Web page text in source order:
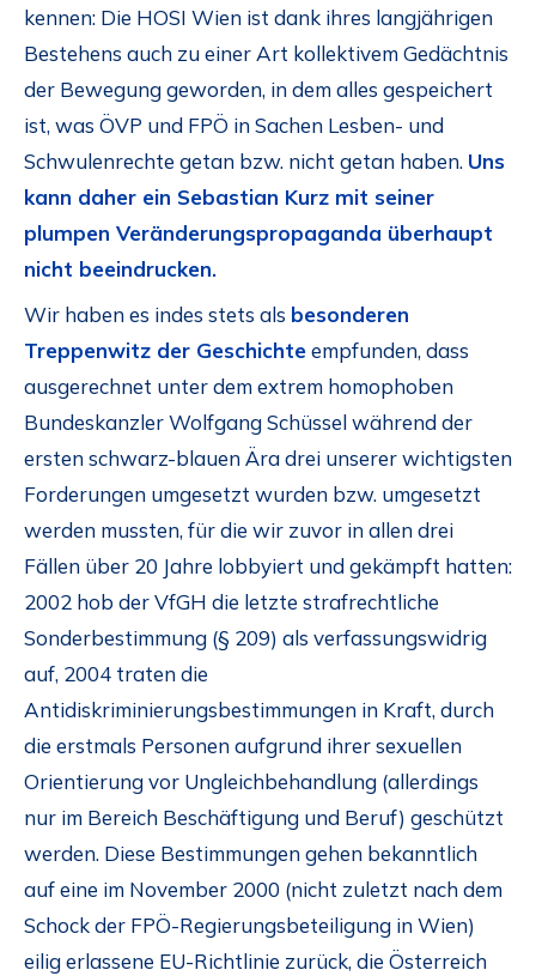
kennen: Die HOSI Wien ist dank ihres langjährigen
Bestehens auch zu einer Art kollektivem Gedächtnis
der Bewegung geworden, in dem alles gespeichert
ist, was ÖVP und FPÖ in Sachen Lesben- und
Schwulenrechte getan bzw. nicht getan haben. Uns
kann daher ein Sebastian Kurz mit seiner
plumpen Veränderungspropaganda überhaupt
nicht beeindrucken.
Wir haben es indes stets als besonderen
Treppenwitz der Geschichteempfunden, dass
ausgerechnet unter dem extrem homophoben
Bundeskanzler Wolfgang Schüssel während der
ersten schwarz-blauen Ära drei unserer wichtigsten
Forderungen umgesetzt wurden bzw. umgesetzt
werden mussten, für die wir zuvor in allen drei
Fällen über 20 Jahre lobbyiert und gekämpft hatten:
2002 hob der VfGH die letzte strafrechtliche
Sonderbestimmung (§ 209) als verfassungswidrig
auf, 2004 traten die
Antidiskriminierungsbestimmungen in Kraft, durch
die erstmals Personen aufgrund ihrer sexuellen
Orientierung vor Ungleichbehandlung (allerdings
nur im Bereich Beschäftigung und Beruf) geschützt
werden. Diese Bestimmungen gehen bekanntlich
auf eine im November 2000 (nicht zuletzt nach dem
Schock der FPÖ-Regierungsbeteiligung in Wien)
eilig erlassene EU-Richtlinie zurück, die Österreich